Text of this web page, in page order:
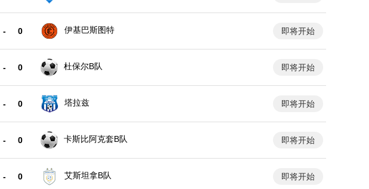
- 0 伊基巴斯图特 即将开始
- 0 杜保尔B队 即将开始
- 0 塔拉兹 即将开始
- 0 卡斯比阿克套B队 即将开始
- 0 艾斯坦拿B队 即将开始